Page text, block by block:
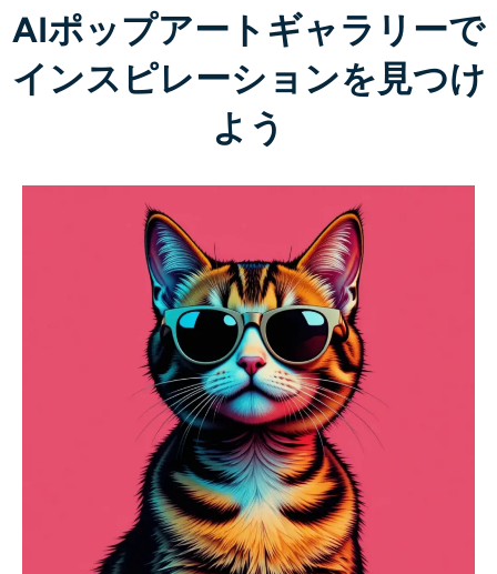
AIリカラー
AIスタイル画像ジェネレーター
衣類チェンジャー
AIフィルター
ヘッドショットジェネレータープロ
AIヘッドショットジェネレーター
パスポート写真メーカー
AIポップアートギャラリーで
インスピレーションを見つけ
よう